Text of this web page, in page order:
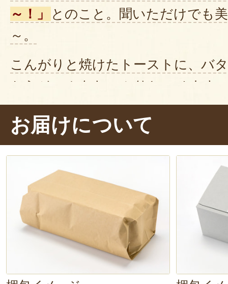
～！」
とのこと。聞いただけでも
～。
こんがりと焼けたトーストに、バ
からジャムをたっぷりとのせます
の良い香りがたまりません。ぱく
せ～！ バターが沁み込んだ香ばし
なって、本当にアップルパイのよ
だのトーストではなく、
贅沢なス
るような感覚です！
美味しい旬の果物を味わえるジャ
のはもちろん、贈り物にもぴった
お届けについて